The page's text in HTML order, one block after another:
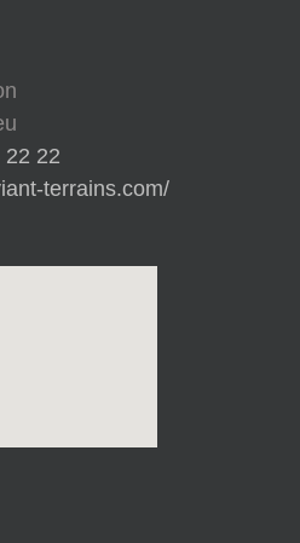
22 22
terrains.com/